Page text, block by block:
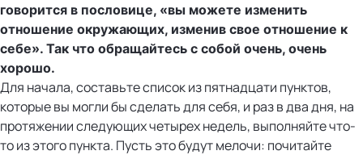
говорится в пословице, «вы можете изменить
отношение окружающих, изменив свое отношение к
себе». Так что обращайтесь с собой очень, очень
хорошо.
Для начала, составьте список из пятнадцати пунктов,
которые вы могли бы сделать для себя, и раз в два дня, на
протяжении следующих четырех недель, выполняйте что-
то из этого пункта. Пусть это будут мелочи: почитайте